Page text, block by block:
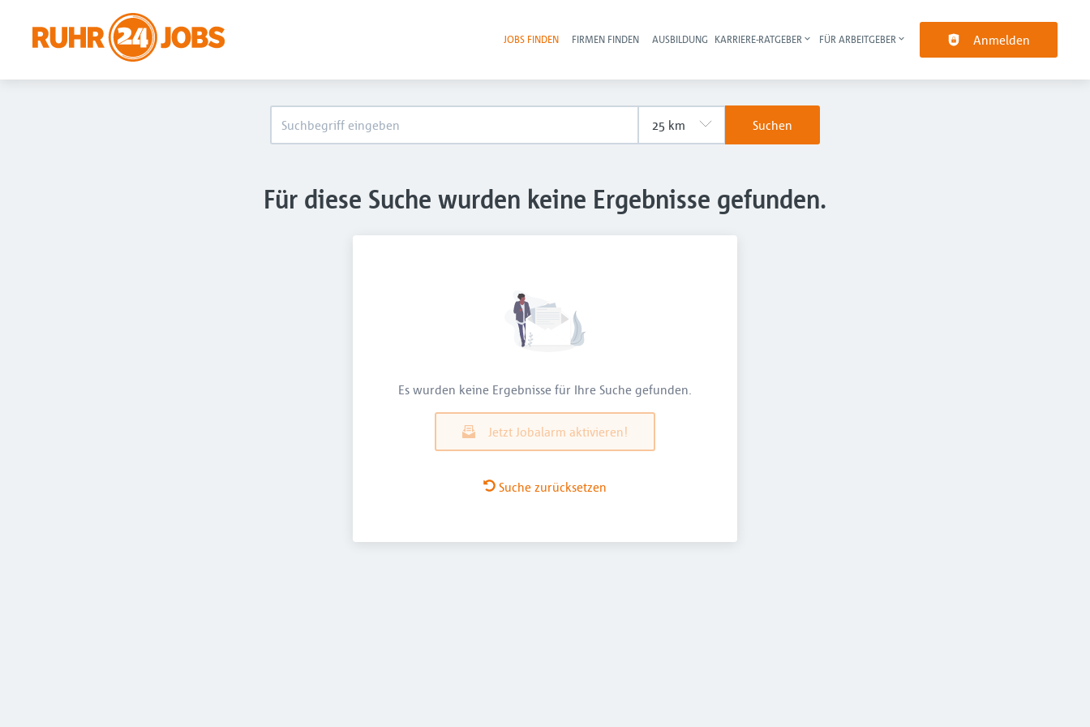
Haupt-Navigation
JOBS FINDEN FIRMEN FINDEN AUSBILDUNG KARRIERE-RATGEBER FÜR ARBEITGEBER Anmelden
Suchen
Für diese Suche wurden keine Ergebnisse gefunden.
Es wurden keine Ergebnisse für Ihre Suche gefunden.
Jetzt Jobalarm aktivieren!
Suche zurücksetzen